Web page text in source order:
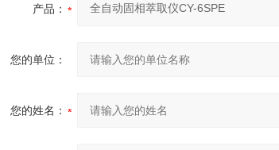
产品：
您的单位：
您的姓名：